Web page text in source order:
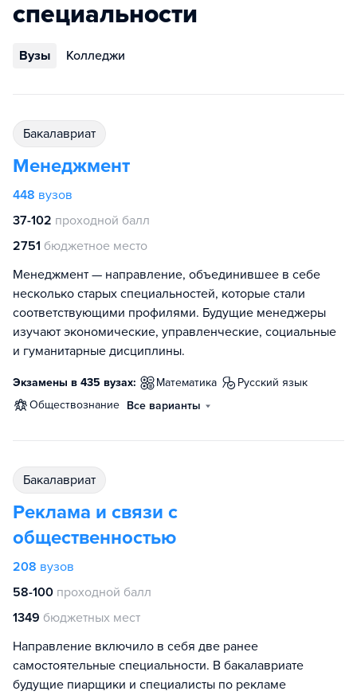
специальности
Вузы Колледжи
бакалавриат
Менеджмент
448 вузов
37-102 проходной балл
2751 бюджетное место
Менеджмент — направление, объединившее в себе
несколько старых специальностей, которые стали
соответствующими профилями. Будущие менеджеры
изучают экономические, управленческие, социальные
и гуманитарные дисциплины.
Экзамены в 435 вузах: математика
русский язык
обществознание Все варианты
бакалавриат
Реклама и связи с
общественностью
208 вузов
58-100 проходной балл
1349 бюджетных мест
Направление включило в себя две ранее
самостоятельные специальности. В бакалавриате
будущие пиарщики и специалисты по рекламе